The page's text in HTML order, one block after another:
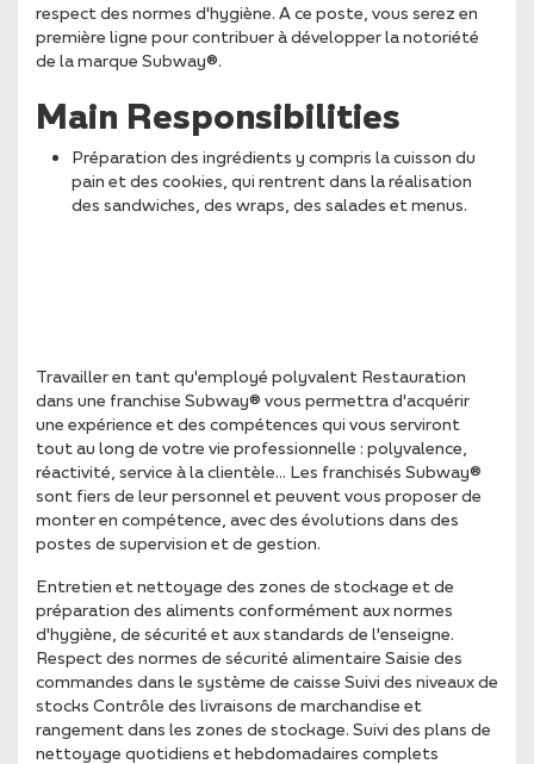
respect des normes d'hygiène. A ce poste, vous serez en
première ligne pour contribuer à développer la notoriété
de la marque Subway®.
Main Responsibilities
Préparation des ingrédients y compris la cuisson du
pain et des cookies, qui rentrent dans la réalisation
des sandwiches, des wraps, des salades et menus.
Travailler en tant qu'employé polyvalent Restauration
dans une franchise Subway® vous permettra d'acquérir
une expérience et des compétences qui vous serviront
tout au long de votre vie professionnelle : polyvalence,
réactivité, service à la clientèle... Les franchisés Subway®
sont fiers de leur personnel et peuvent vous proposer de
monter en compétence, avec des évolutions dans des
postes de supervision et de gestion.
Entretien et nettoyage des zones de stockage et de
préparation des aliments conformément aux normes
d'hygiène, de sécurité et aux standards de l'enseigne.
Respect des normes de sécurité alimentaire Saisie des
commandes dans le système de caisse Suivi des niveaux de
stocks Contrôle des livraisons de marchandise et
rangement dans les zones de stockage. Suivi des plans de
nettoyage quotidiens et hebdomadaires complets